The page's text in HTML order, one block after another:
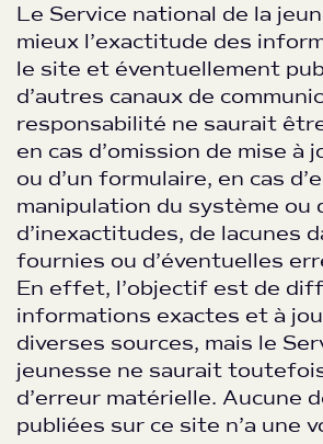
Le Service national de la
mieux l’exactitude des
le site et éventuellement
d’autres canaux de
responsabilité ne saurait
en cas d’omission de mise à
ou d’un formulaire, en cas
manipulation du système ou
d’inexactitudes, de lacunes
fournies ou d’éventuelles
En effet, l’objectif est de
informations exactes et à
diverses sources, mais le
jeunesse ne saurait
d’erreur matérielle. Aucune
publiées sur ce site n’a une